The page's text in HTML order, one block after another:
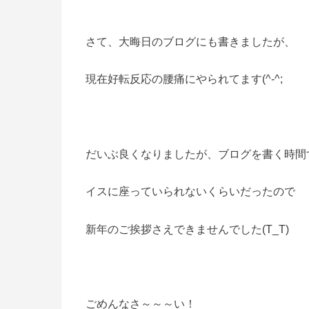
さて、大晦日のブログにも書きましたが、
現在好転反応の腰痛にやられてます(^-^;
だいぶ良くなりましたが、ブログを書く時間
イスに座っていられないくらいだったので
新年のご挨拶さえできませんでした(T_T)
ごめんなさ～～～い！